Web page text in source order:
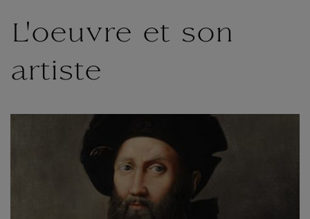
L'oeuvre et son
artiste